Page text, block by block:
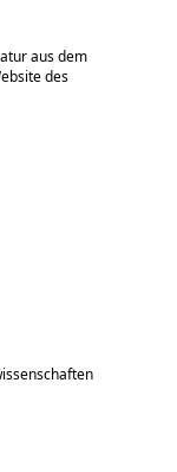
aus dem
des